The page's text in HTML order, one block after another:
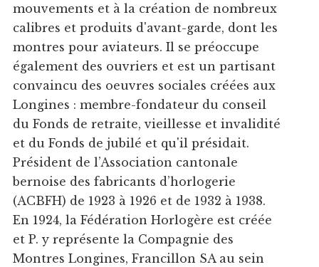
mouvements et à la création de nombreux
calibres et produits d'avant-garde, dont les
montres pour aviateurs. Il se préoccupe
également des ouvriers et est un partisant
convaincu des oeuvres sociales créées aux
Longines : membre-fondateur du conseil
du Fonds de retraite, vieillesse et invalidité
et du Fonds de jubilé et qu'il présidait.
Président de l’Association cantonale
bernoise des fabricants d’horlogerie
(ACBFH) de 1923 à 1926 et de 1932 à 1938.
En 1924, la Fédération Horlogère est créée
et P. y représente la Compagnie des
Montres Longines, Francillon SA au sein